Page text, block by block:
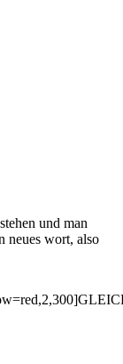
und man
neues wort, also